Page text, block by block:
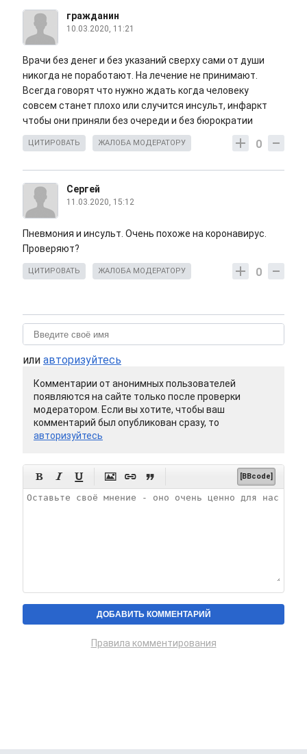
гражданин
10.03.2020, 11:21
Врачи без денег и без указаний сверху сами от души
никогда не поработают. На лечение не принимают.
Всегда говорят что нужно ждать когда человеку
совсем станет плохо или случится инсульт, инфаркт
чтобы они приняли без очереди и без бюрократии
0
ЦИТИРОВАТЬ ЖАЛОБА МОДЕРАТОРУ
Сергей
11.03.2020, 15:12
Пневмония и инсульт. Очень похоже на коронавирус.
Проверяют?
0
ЦИТИРОВАТЬ ЖАЛОБА МОДЕРАТОРУ
или авторизуйтесь
Комментарии от анонимных пользователей
появляются на сайте только после проверки
модератором. Если вы хотите, чтобы ваш
комментарий был опубликован сразу, то
авторизуйтесь
      [BBcode]
Правила комментирования